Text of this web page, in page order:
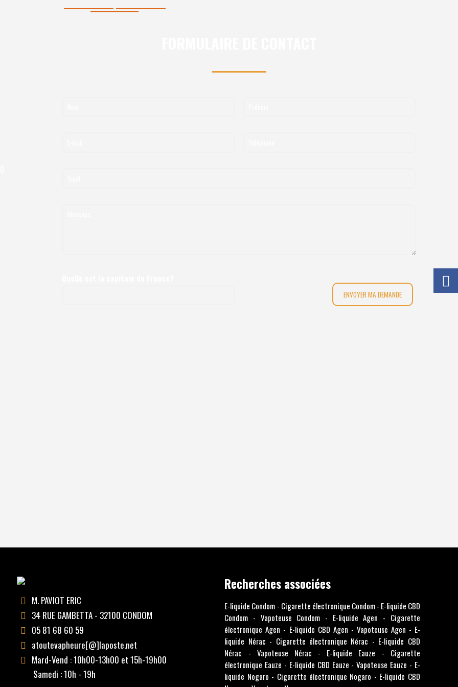
M. PAVIOT ERIC
34 RUE GAMBETTA - 32100 CONDOM
05 81 68 60 59
atoutevapheure[@]laposte.net
Mard-Vend : 10h00-13h00 et 15h-19h00
Samedi : 10h - 19h
Recherches associées
E-liquide Condom - Cigarette électronique Condom- E-liquide CBD
Condom - Vapoteuse Condom - E-liquide Agen - Cigarette
électronique Agen - E-liquide CBD Agen - Vapoteuse Agen - E-
liquide Nérac - Cigarette électronique Nérac - E-liquide CBD
Nérac - Vapoteuse Nérac - E-liquide Eauze - Cigarette
électronique Eauze - E-liquide CBD Eauze -Vapoteuse Eauze - E-
liquide Nogaro - Cigarette électronique Nogaro - E-liquide CBD